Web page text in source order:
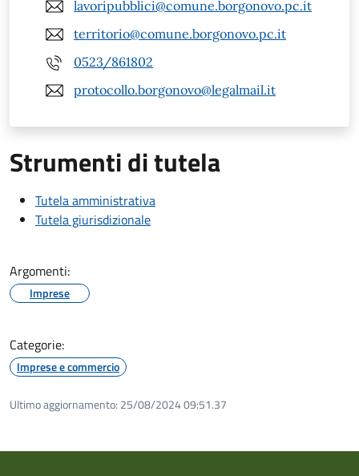
lavoripubblici@comune.borgonovo.pc.it
territorio@comune.borgonovo.pc.it
0523/861802
protocollo.borgonovo@legalmail.it
Strumenti di tutela
Tutela amministrativa
Tutela giurisdizionale
Argomenti:
Imprese
Categorie:
Imprese e commercio
Ultimo aggiornamento: 25/08/2024 09:51.37